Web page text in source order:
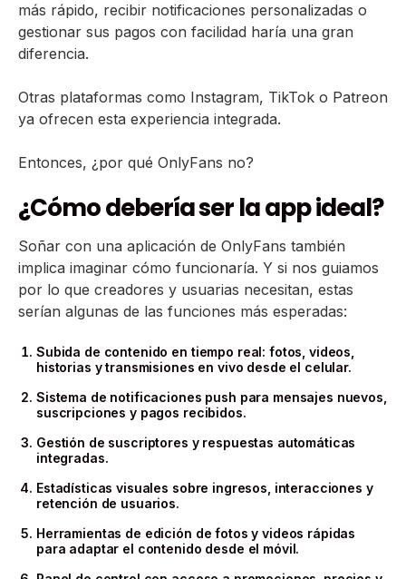
más rápido, recibir notificaciones personalizadas o
gestionar sus pagos con facilidad haría una gran
diferencia.
Otras plataformas como Instagram, TikTok o Patreon
ya ofrecen esta experiencia integrada.
Entonces, ¿por qué OnlyFans no?
¿Cómo debería ser la app ideal?
Soñar con una aplicación de OnlyFans también
implica imaginar cómo funcionaría. Y si nos guiamos
por lo que creadores y usuarias necesitan, estas
serían algunas de las funciones más esperadas:
Subida de contenido en tiempo real: fotos, videos,
historias y transmisiones en vivo desde el celular.
Sistema de notificaciones push para mensajes nuevos,
suscripciones y pagos recibidos.
Gestión de suscriptores y respuestas automáticas
integradas.
Estadísticas visuales sobre ingresos, interacciones y
retención de usuarios.
Herramientas de edición de fotos y videos rápidas
para adaptar el contenido desde el móvil.